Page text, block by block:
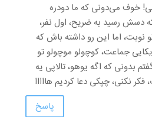
خوف می‌دونی که ما دودره
دسش رسید به ضریح، اول نفر،
نوبت، اما این رو داشته باش که
جماعت، کوچولو موچولو تو
بدونی که اگه یوهو، تالاپی یه
فکر نکنی، چپکی دعا کردیم هااااا
پاسخ